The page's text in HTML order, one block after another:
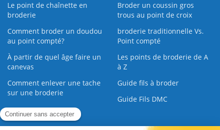
Le point de chaînette en
broderie
Broder un coussin gros
trous au point de croix
Comment broder un doudou
au point compté?
broderie traditionnelle Vs.
Point compté
À partir de quel âge faire un
canevas
Les points de broderie de A
à Z
Comment enlever une tache
sur une broderie
Guide fils à broder
Guide Fils DMC
Guide de la Broderie